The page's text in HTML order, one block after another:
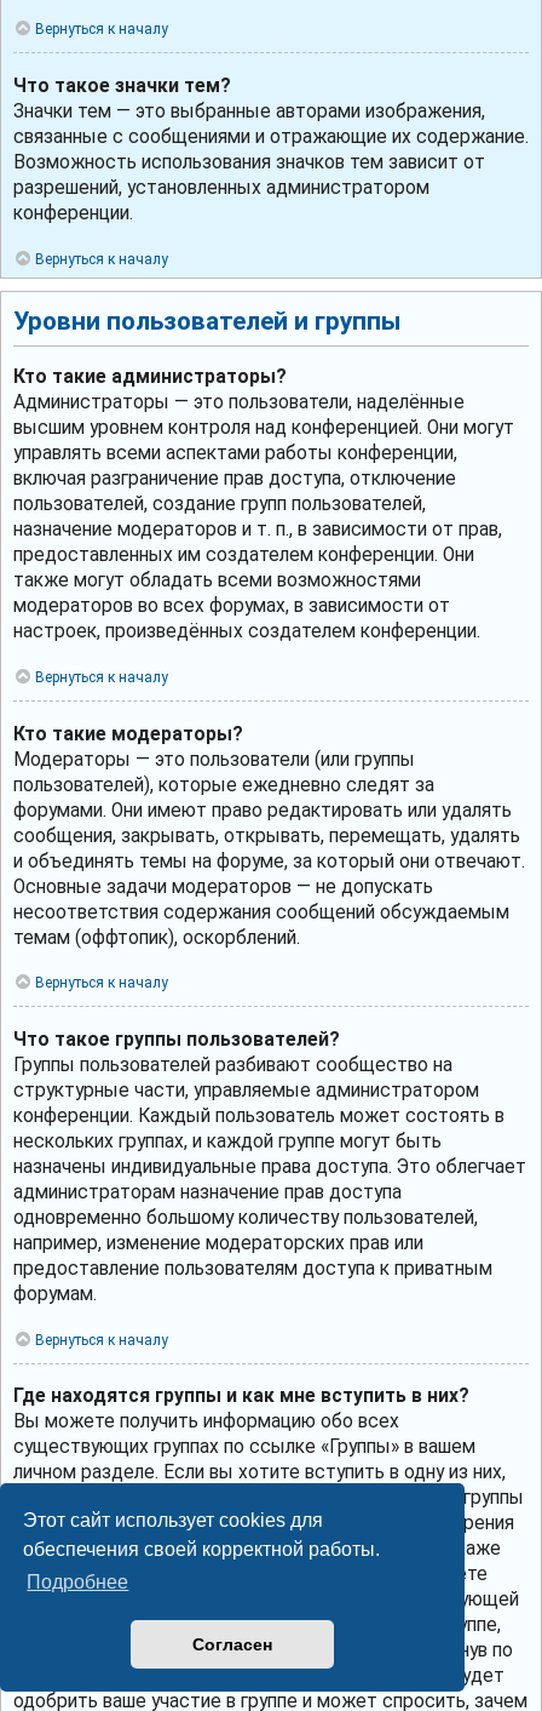
Этот сайт использует cookies для
обеспечения своей корректной работы.
Подробнее
Согласен
Вернуться к началу
Что такое значки тем?
Значки тем — это выбранные авторами изображения,
связанные с сообщениями и отражающие их содержание.
Возможность использования значков тем зависит от
разрешений, установленных администратором
конференции.
Вернуться к началу
Уровни пользователей и группы
Кто такие администраторы?
Администраторы — это пользователи, наделённые
высшим уровнем контроля над конференцией. Они могут
управлять всеми аспектами работы конференции,
включая разграничение прав доступа, отключение
пользователей, создание групп пользователей,
назначение модераторов и т. п., в зависимости от прав,
предоставленных им создателем конференции. Они
также могут обладать всеми возможностями
модераторов во всех форумах, в зависимости от
настроек, произведённых создателем конференции.
Вернуться к началу
Кто такие модераторы?
Модераторы — это пользователи (или группы
пользователей), которые ежедневно следят за
форумами. Они имеют право редактировать или удалять
сообщения, закрывать, открывать, перемещать, удалять
и объединять темы на форуме, за который они отвечают.
Основные задачи модераторов — не допускать
несоответствия содержания сообщений обсуждаемым
темам (оффтопик), оскорблений.
Вернуться к началу
Что такое группы пользователей?
Группы пользователей разбивают сообщество на
структурные части, управляемые администратором
конференции. Каждый пользователь может состоять в
нескольких группах, и каждой группе могут быть
назначены индивидуальные права доступа. Это облегчает
администраторам назначение прав доступа
одновременно большому количеству пользователей,
например, изменение модераторских прав или
предоставление пользователям доступа к приватным
форумам.
Вернуться к началу
Где находятся группы и как мне вступить в них?
Вы можете получить информацию обо всех
существующих группах по ссылке «Группы» в вашем
личном разделе. Если вы хотите вступить в одну из них,
нажмите соответствующую кнопку. Однако не все группы
общедоступны. Некоторые могут требовать одобрения
для вступления в них, могут быть закрытыми или даже
скрытыми. Если группа общедоступна, то вы можете
запросить членство в ней, щёлкнув по соответствующей
кнопке. Если требуется одобрение на участие в группе,
вы можете отправить запрос на вступление, щёлкнув по
соответствующей кнопке. Лидер группы должен будет
одобрить ваше участие в группе и может спросить, зачем